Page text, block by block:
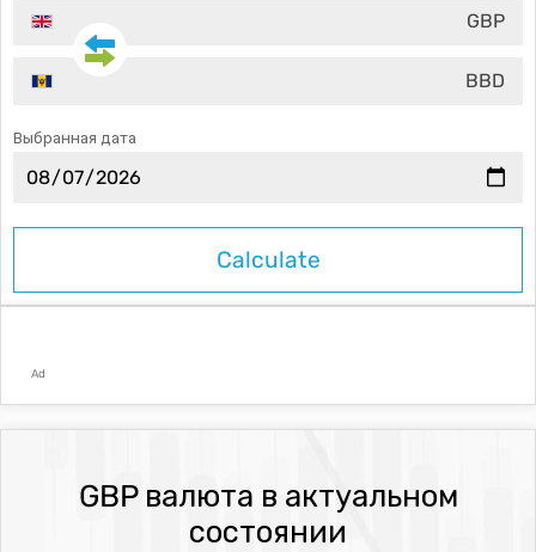
GBP
BBD
Выбранная дата
Ad
GBP валюта в актуальном
состоянии